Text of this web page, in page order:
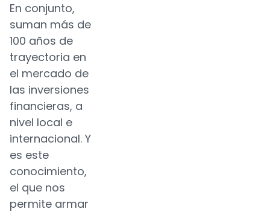
En conjunto,
suman más de
100 años de
trayectoria en
el mercado de
las inversiones
financieras, a
nivel local e
internacional. Y
es este
conocimiento,
el que nos
permite armar